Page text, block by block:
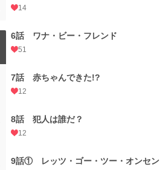
14
6話 ワナ・ビー・フレンド
51
7話 赤ちゃんできた!?
12
8話 犯人は誰だ？
12
9話① レッツ・ゴー・ツー・オンセン